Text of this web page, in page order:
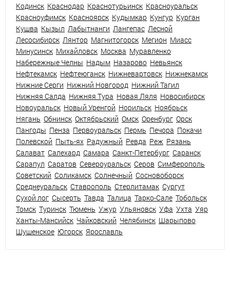
Кодинск Краснодар Краснотурьинск Красноуральск
Красноуфимск Красноярск Кудымкар Кунгур Курган
Кушва Кызыл Лабытнанги Лангепас Лесной
Лесосибирск Лянтор Магнитогорск Мегион Миасс
Минусинск Михайловск Москва Муравленко
Набережные Челны Надым Назарово Невьянск
Нефтекамск Нефтеюганск Нижневартовск Нижнекамск
Нижние Серги Нижний Новгород Нижний Тагил
Нижняя Салда Нижняя Тура Новая Ляля Новосибирск
Новоуральск Новый Уренгой Норильск Ноябрьск
Нягань Обнинск Октябрьский Омск Оренбург Орск
Пангоды Пенза Первоуральск Пермь Печора Покачи
Полевской Пыть-ях Радужный Ревда Реж Рязань
Салават Салехард Самара Санкт-Петербург Саранск
Сарапул Саратов Североуральск Серов Симферополь
Советский Соликамск Солнечный Сосновоборск
Среднеуральск Ставрополь Стерлитамак Сургут
Сухой лог Сысерть Тавда Талица Тарко-Сале Тобольск
Томск Туринск Тюмень Ужур Ульяновск Уфа Ухта Уяр
Ханты-Мансийск Чайковский Челябинск Шарыпово
Шушенское Югорск Ярославль